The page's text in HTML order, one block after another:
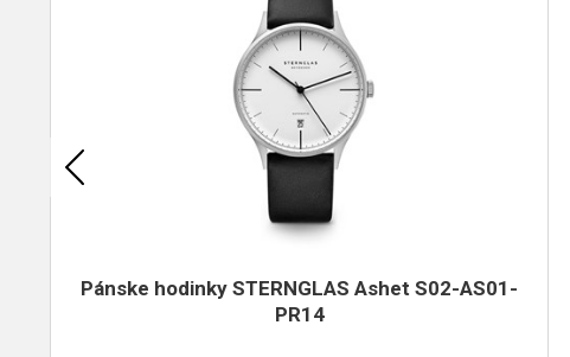
Pánske hodinky STERNGLAS Ashet S02-AS01-
PR14